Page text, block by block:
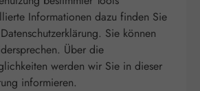
Informationen dazu finden Sie
Sie können
Über die
werden wir Sie in dieser
informieren.